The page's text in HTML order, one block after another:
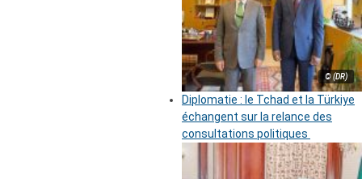
© (DR)
Diplomatie : le Tchad et la Türkiye
échangent sur la relance des
consultations politiques